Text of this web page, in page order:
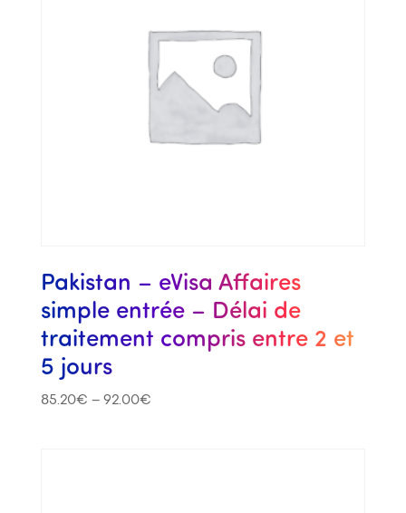
Pakistan – eVisa Affaires
simple entrée – Délai de
traitement compris entre 2 et
5 jours
85.20€ – 92.00€